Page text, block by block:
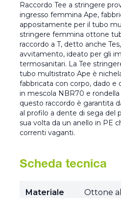
Raccordo Tee a stringere
ingresso femmina Ape,
appositamente per il tubo
stringere femmina ottone
raccordo a T, detto anche
avvitamento, ideato per gli
termosanitari. La Tee
tubo multistrato Ape è
fabbricata con corpo, dado e
in mescola NBR70 e
questo raccordo è garantita
al profilo a dente di sega del
sua volta da un anello in PE
correnti vaganti.
Scheda tecnica
Materiale Ottone